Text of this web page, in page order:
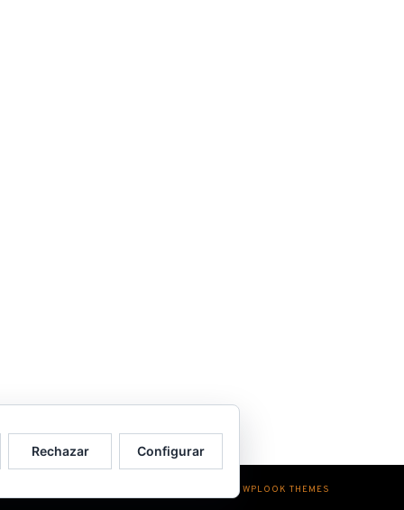
POR WPLOOK THEMES
Rechazar Configurar